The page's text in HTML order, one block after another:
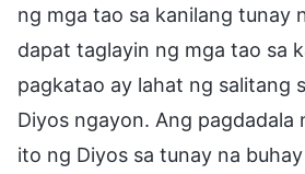
ng mga tao sa kanilang tunay
dapat taglayin ng mga tao sa
pagkatao ay lahat ng salitang
Diyos ngayon. Ang pagdadala
ito ng Diyos sa tunay na